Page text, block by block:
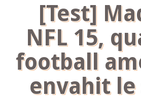
[Test]
NFL 15,
football
envahit le